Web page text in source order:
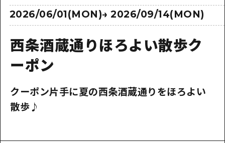
学び・体験
歴史・文化
自然
宮島周辺
山口県東部
半日
2泊3日
山口県東部
愛媛県
島根県
施設の混雑状況のお知らせ
手荷物預かり・配送サービス
HIROSHIMA FREE Wi-Fi
お問い合わせ
事業者・学校関係者の皆さま
2026/06/01(MON)→2026/09/14(MON)
西条酒蔵通りほろよい散歩ク
ーポン
クーポン片手に夏の西条酒蔵通りをほろよい
散歩♪